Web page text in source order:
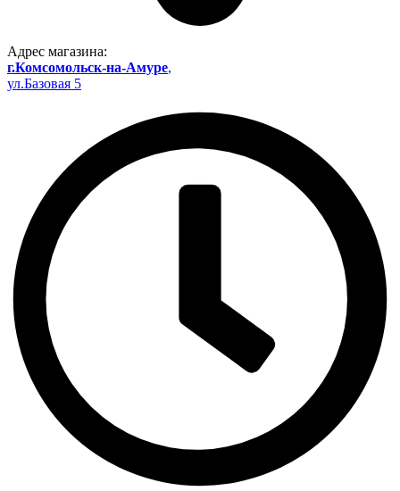
Адрес магазина:
г.Комсомольск-на-Амуре,
ул.Базовая 5